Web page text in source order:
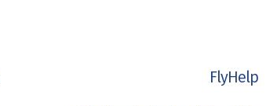
FlyHelp